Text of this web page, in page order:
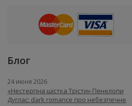
Блог
24 июня 2026
«Нестерпна шістка Трісти» Пенелопи
Дуглас: dark romance про небезпечне